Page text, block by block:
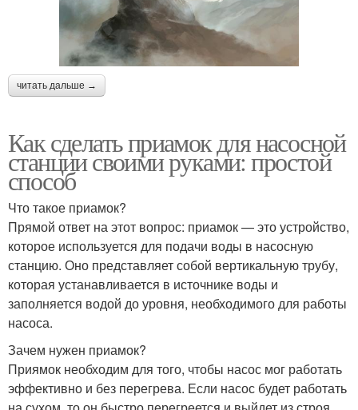
читать дальше →
Как сделать приамок для насосной
станции своими руками: простой
способ
Что такое приамок?
Прямой ответ на этот вопрос: приамок — это устройство,
которое используется для подачи воды в насосную
станцию. Оно представляет собой вертикальную трубу,
которая устанавливается в источнике воды и
заполняется водой до уровня, необходимого для работы
насоса.
Зачем нужен приамок?
Приямок необходим для того, чтобы насос мог работать
эффективно и без перегрева. Если насос будет работать